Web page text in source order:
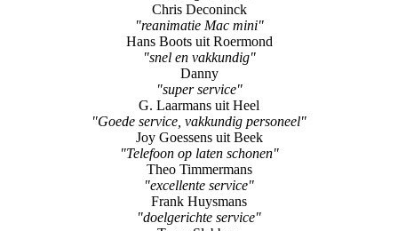
"snel, goed en vakundig gerepareerd"
Francis Van Vehmendahl uit Sittard
"Geweldige service"
Chris Deconinck
"reanimatie Mac mini"
Hans Boots uit Roermond
"snel en vakkundig"
Danny
"super service"
G. Laarmans uit Heel
"Goede service, vakkundig personeel"
Joy Goessens uit Beek
"Telefoon op laten schonen"
Theo Timmermans